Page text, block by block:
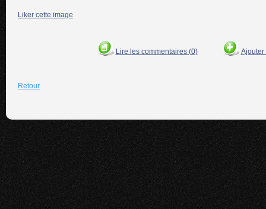
Liker cette image
Lire les commentaires (0) Ajouter
Retour